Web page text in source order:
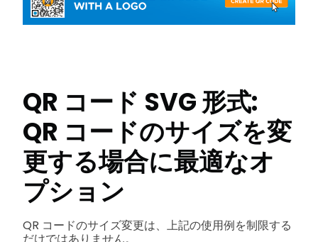
QR コード SVG 形式:
QR コードのサイズを変
更する場合に最適なオ
プション
QR コードのサイズ変更は、上記の使用例を制限する